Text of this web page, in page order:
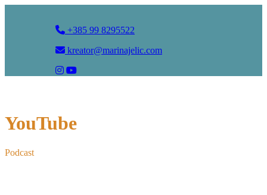
+385 99 8295522
kreator@marinajelic.com
YouTube
Podcast